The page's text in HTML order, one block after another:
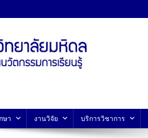
มการเรียนรู้ ม.มหิดล
ษา งานวิจัย บริการวิชาการ